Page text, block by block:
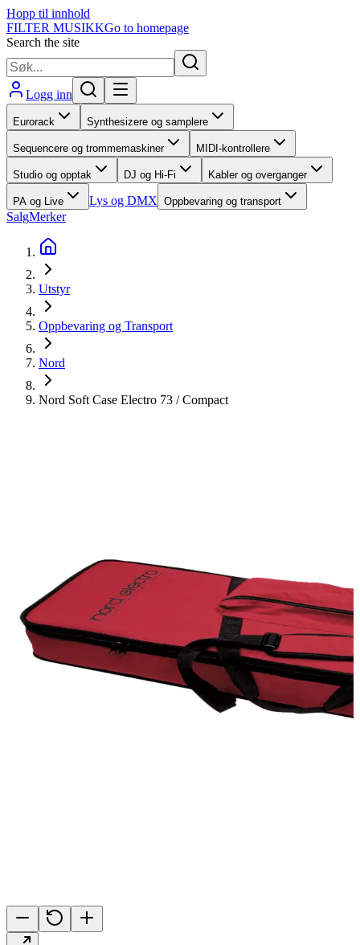
Hopp til innhold
FILTER MUSIKKGo to homepage
Search the site
Logg inn
Eurorack Synthesizere og samplere
Sequencere og trommemaskiner MIDI-kontrollere
Studio og opptak DJ og Hi-Fi Kabler og overganger
PA og Live Lys og DMX Oppbevaring og transport
SalgMerker
Utstyr
Oppbevaring og Transport
Nord
Nord Soft Case Electro 73 / Compact